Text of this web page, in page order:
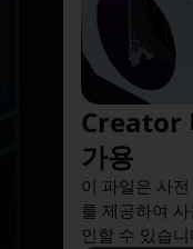
Creator
가용
이 파일은 사
를 제공하여
인할 수 있습니